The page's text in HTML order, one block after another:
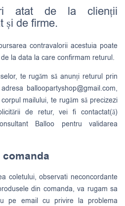
atat de la clienții
și de firme.
contravalorii acestuia poate
la data la care confirmam returul.
te rugăm să anunți returul prin
balloopartyshop@gmail.com,
mailului, te rugăm să precizezi
de retur, vei fi contactat(ă)
Balloo pentru validarea
coletului, observati neconcordante
din comanda, va rugam sa
pe email cu privire la problema